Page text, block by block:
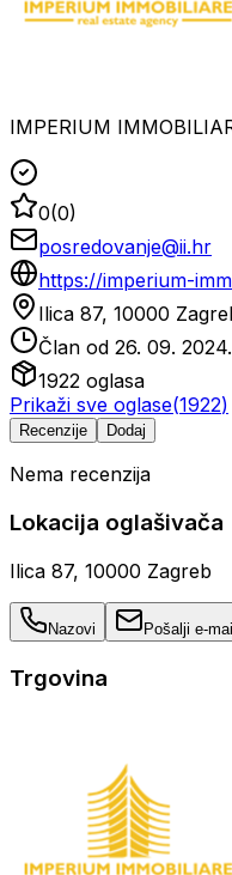
IMPERIUM
0(0)
posredovanje@ii.hr
https://imperium-
Ilica 87, 10000
Član od 26. 09. 2024.
1922 oglasa
Prikaži sve oglase(1922)
Recenzije Dodaj
Nema recenzija
Lokacija oglašivača
Ilica 87, 10000 Zagreb
Nazovi Pošalji e-mail
Trgovina